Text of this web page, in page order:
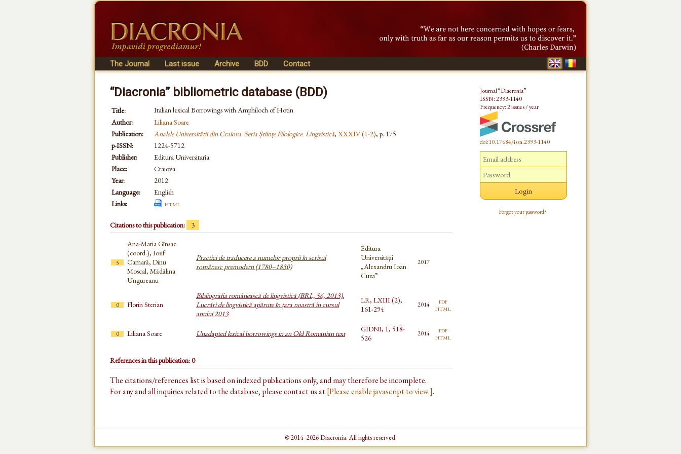
The Journal Last issue Archive BDD Contact
“Diacronia” bibliometric database (BDD)
Title:
Italian lexical Borrowings with Amphiloch of Hotin
Author:
Liliana Soare
Publication:
Analele Universității din Craiova. Seria Științe Filologice. Lingvistică, XXXIV (1-2), p. 175
p-ISSN:
1224-5712
Publisher:
Editura Universitaria
Place:
Craiova
Year:
2012
Language:
English
Links:
html
Citations to this publication: 3
5
Ana-Maria Gînsac
(coord.), Iosif
Camară, Dinu
Moscal, Mădălina
Ungureanu
Practici de traducere a numelor proprii în scrisul
românesc premodern (1780–1830)
Editura
Universității
„Alexandru Ioan
Cuza”
2017
0 Florin Sterian
Bibliografia românească de lingvistică (BRL, 56, 2013).
Lucrări de lingvistică apărute în țara noastră în cursul
anului 2013
LR, LXIII (2),
161-294
2014 pdf
html
0 Liliana Soare Unadapted lexical borrowings in an Old Romanian text
GIDNI, 1, 518-
526
2014 pdf
html
References in this publication: 0
The citations/references list is based on indexed publications only, and may therefore be incomplete.
For any and all inquiries related to the database, please contact us at[Please enable javascript to view.].
Journal “Diacronia”
ISSN: 2393-1140
Frequency: 2 issues / year
doi:10.17684/issn.2393-1140
Forgot your password?
© 2014–2026 Diacronia. All rights reserved.